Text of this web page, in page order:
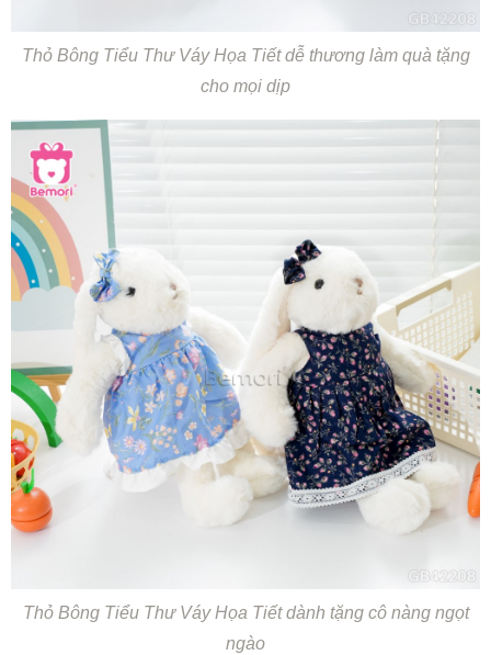
Thỏ Bông Tiểu Thư Váy Họa Tiết dễ thương làm quà tặng
cho mọi dịp
Thỏ Bông Tiểu Thư Váy Họa Tiết dành tặng cô nàng ngọt
ngào